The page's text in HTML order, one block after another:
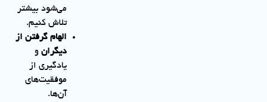
می‌شود بیشتر
تلاش کنیم.
الهام گرفتن از
دیگران و
یادگیری از
موفقیت‌های
آن‌ها.